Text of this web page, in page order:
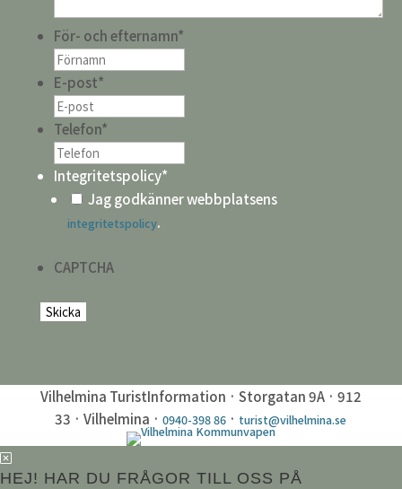
För- och efternamn*
E-post*
Telefon*
Integritetspolicy*
Jag godkänner webbplatsens
integritetspolicy.
CAPTCHA
Vilhelmina TuristInformation · Storgatan 9A · 912
33 · Vilhelmina ·0940-398 86 · turist@vilhelmina.se
HEJ! HAR DU FRÅGOR TILL OSS PÅ